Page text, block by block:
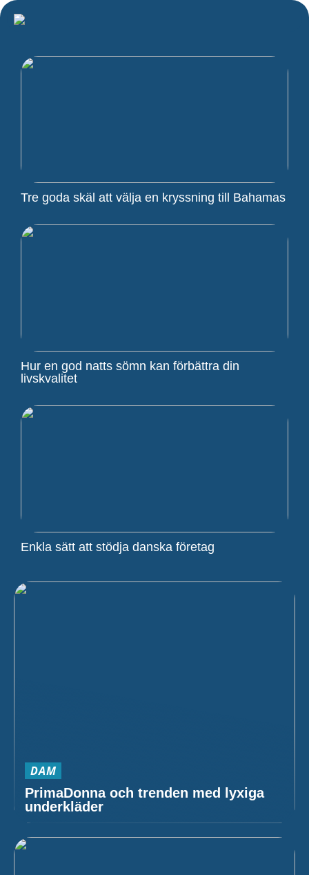
Tre goda skäl att välja en kryssning till Bahamas
Hur en god natts sömn kan förbättra din
livskvalitet
Enkla sätt att stödja danska företag
DAM
PrimaDonna och trenden med lyxiga
underkläder